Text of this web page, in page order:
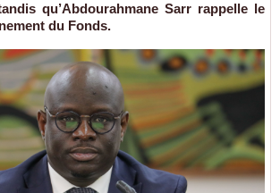
qu’Abdourahmane Sarr rappelle le
du Fonds.